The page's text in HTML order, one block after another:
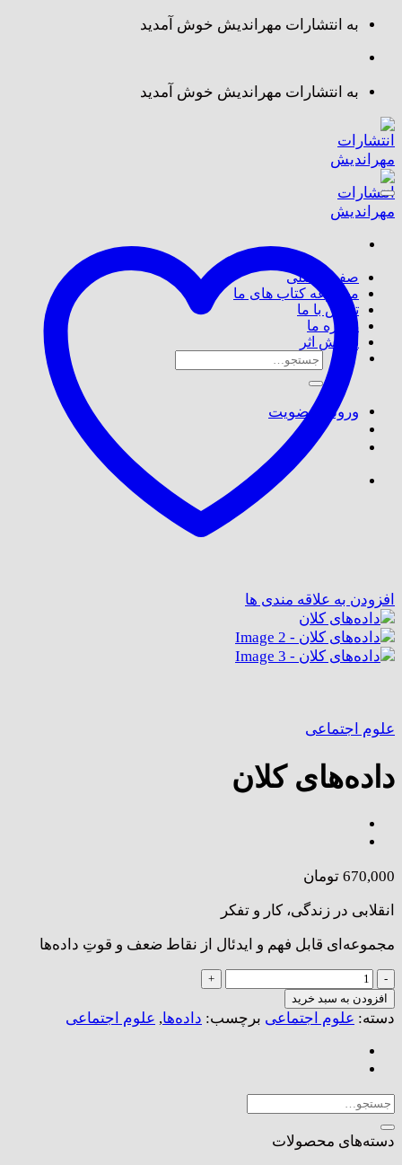
Skip
content
به انتشارات مهراندیش خوش آمدید
به انتشارات مهراندیش خوش آمدید
صفحه اصلی
مجموعه کتاب های ما
تماس با ما
درباره ما
پذیرش اثر
جستجو
برای:
ورود / عضویت
افزودن به علاقه مندی ها
علوم اجتماعی
داده‌های کلان
670,000 تومان
انقلابی در زندگی، کار و تفکر
مجموعه‌ای قابل فهم و ایدئال از نقاط ضعف و قوتِ داده‌ها
داده‌های
کلان
عدد
افزودن به سبد خرید
دسته: علوم اجتماعی برچسب: داده‌ها, علوم اجتماعی
جستجو
برای:
دسته‌های محصولات